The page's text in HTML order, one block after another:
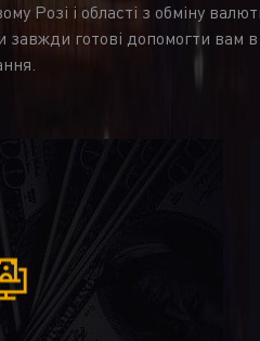
Розі і області з обміну
завжди готові допомогти вам